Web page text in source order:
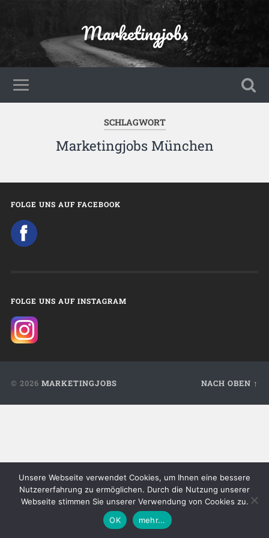
Marketingjobs
SCHLAGWORT
Marketingjobs München
FOLGE UNS AUF FACEBOOK
FOLGE UNS AUF INSTAGRAM
© 2026 MARKETINGJOBS NACH OBEN ↑
Unsere Webseite verwendet Cookies, um Ihnen eine bessere
Nutzererfahrung zu ermöglichen. Durch die Nutzung unserer
Webseite stimmen Sie unserer Verwendung von Cookies zu.
OK
mehr...